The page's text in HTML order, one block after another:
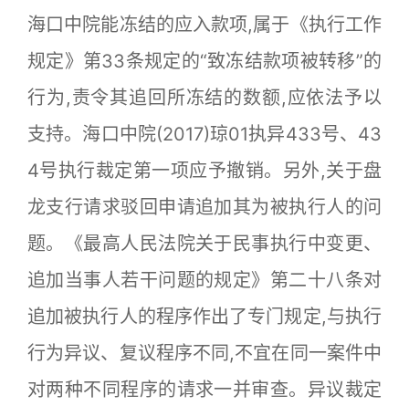
海口中院能冻结的应入款项,属于《执行工作
规定》第33条规定的“致冻结款项被转移”的
行为,责令其追回所冻结的数额,应依法予以
支持。海口中院(2017)琼01执异433号、43
4号执行裁定第一项应予撤销。另外,关于盘
龙支行请求驳回申请追加其为被执行人的问
题。《最高人民法院关于民事执行中变更、
追加当事人若干问题的规定》第二十八条对
追加被执行人的程序作出了专门规定,与执行
行为异议、复议程序不同,不宜在同一案件中
对两种不同程序的请求一并审查。异议裁定